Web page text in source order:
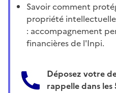
Savoir comment
propriété
: accompagnement
financières de l'Inpi.
Déposez votre
rappelle dans les